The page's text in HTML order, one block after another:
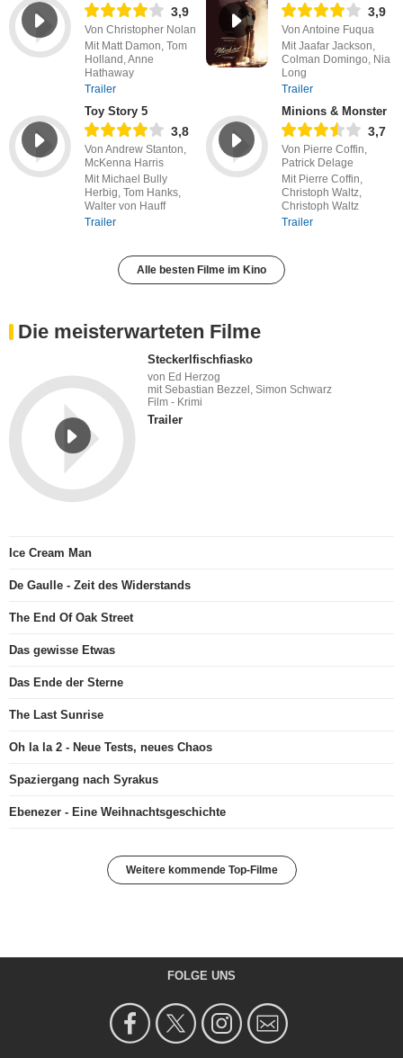
3,9
Von Christopher Nolan
Mit Matt Damon, Tom
Holland, Anne
Hathaway
Trailer
3,9
Von Antoine Fuqua
Mit Jaafar Jackson,
Colman Domingo, Nia
Long
Trailer
Toy Story 5
3,8
Von Andrew Stanton,
McKenna Harris
Mit Michael Bully
Herbig, Tom Hanks,
Walter von Hauff
Trailer
Minions & Monster
3,7
Von Pierre Coffin,
Patrick Delage
Mit Pierre Coffin,
Christoph Waltz,
Christoph Waltz
Trailer
Alle besten Filme im Kino
Die meisterwarteten Filme
Steckerlfischfiasko
von Ed Herzog
mit Sebastian Bezzel, Simon Schwarz
Film - Krimi
Trailer
Ice Cream Man
De Gaulle - Zeit des Widerstands
The End Of Oak Street
Das gewisse Etwas
Das Ende der Sterne
The Last Sunrise
Oh la la 2 - Neue Tests, neues Chaos
Spaziergang nach Syrakus
Ebenezer - Eine Weihnachtsgeschichte
Weitere kommende Top-Filme
FOLGE UNS